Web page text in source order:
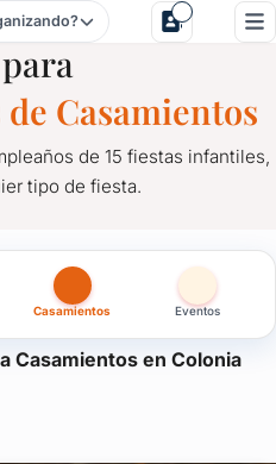
Colonia
Casamientos
de 15 fiestas infantiles,
tipo de fiesta.
Casamientos Eventos
Casamientos en Colonia
de 15 fiestas
y sin alcohol.
artesanales,
a tus invitados.